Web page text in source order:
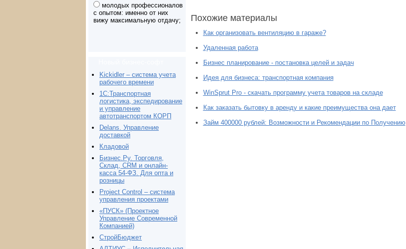
молодых профессионалов
с опытом: именно от них
вижу максимальную отдачу;
Kickidler – система учета
рабочего времени
1С:Транспортная
логистика, экспедирование
и управление
автотранспортом КОРП
Delans. Управление
доставкой
Кладовой
Бизнес.Ру. Торговля,
Склад, CRM и онлайн-
касса 54-ФЗ. Для опта и
розницы
Project Сontrol – система
управления проектами
«ПУСК» (Проектное
Управление Современной
Компанией)
СтройБюджет
Похожие материалы
Как организовать вентиляцию в гараже?
Удаленная работа
Бизнес планирование - постановка целей и задач
Идея для бизнеса: транспортная компания
WinSprut Pro - скачать программу учета товаров на складе
Как заказать бытовку в аренду и какие преимущества она дает
Займ 400000 рублей: Возможности и Рекомендации по Получению